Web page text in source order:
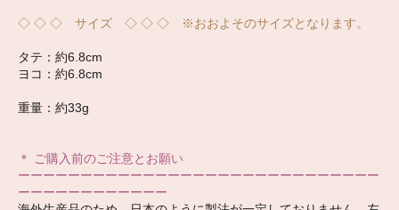
◇ ◇ ◇ サイズ ◇ ◇ ◇ ※おおよそのサイズとなります。
タテ：約6.8cm
ヨコ：約6.8cm
重量：約33g
＊ ご購入前のご注意とお願い
ーーーーーーーーーーーーーーーーーーーーーーーーーーーーー
ーーーーーーーーーーーー